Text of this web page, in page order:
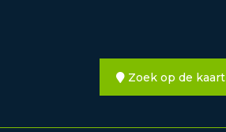
Zoek op de kaart